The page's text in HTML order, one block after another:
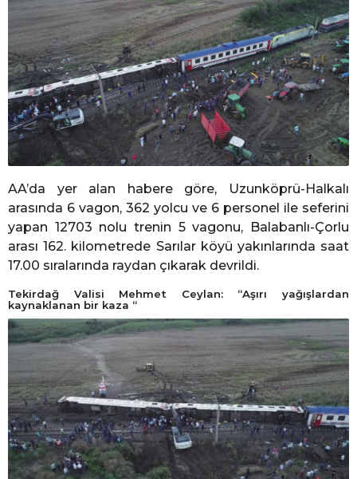
AA’da yer alan habere göre, Uzunköprü-Halkalı
arasında 6 vagon, 362 yolcu ve 6 personel ile seferini
yapan 12703 nolu trenin 5 vagonu, Balabanlı-Çorlu
arası 162. kilometrede Sarılar köyü yakınlarında saat
17.00 sıralarında raydan çıkarak devrildi.
Tekirdağ Valisi Mehmet Ceylan: “Aşırı yağışlardan
kaynaklanan bir kaza “